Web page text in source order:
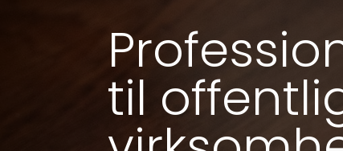
til